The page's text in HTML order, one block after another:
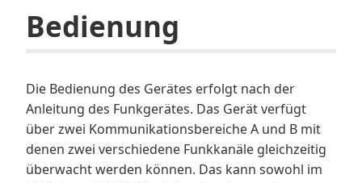
Bedienung
Die Bedienung des Gerätes erfolgt nach der
Anleitung des Funkgerätes. Das Gerät verfügt
über zwei Kommunikationsbereiche A und B mit
denen zwei verschiedene Funkkanäle gleichzeitig
überwacht werden können. Das kann sowohl im